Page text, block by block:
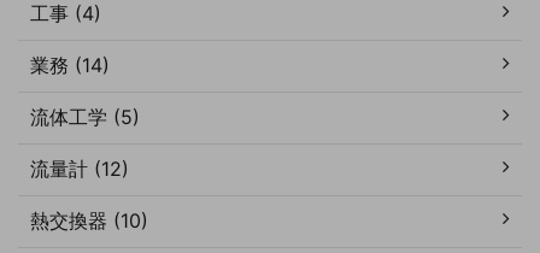
工事 (4)
業務 (14)
流体工学 (5)
流量計 (12)
熱交換器 (10)